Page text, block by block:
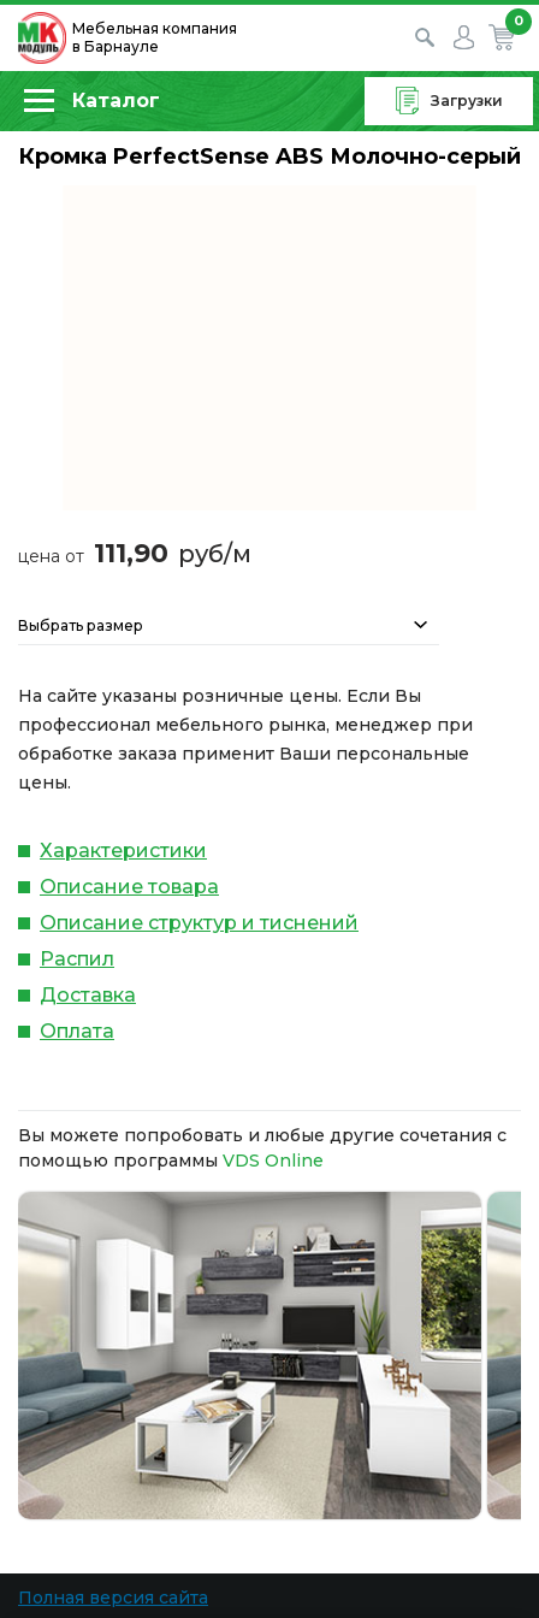
Мебельная компания
в Барнауле
0
Каталог Загрузки
Кромка PerfectSense ABS Молочно-серый
цена от 111,90 руб/м
Выбрать размер
На сайте указаны розничные цены. Если Вы
профессионал мебельного рынка, менеджер при
обработке заказа применит Ваши персональные
цены.
Характеристики
Описание товара
Описание структур и тиснений
Распил
Доставка
Оплата
Вы можете попробовать и любые другие сочетания с
помощью программы VDS Online
Полная версия сайта